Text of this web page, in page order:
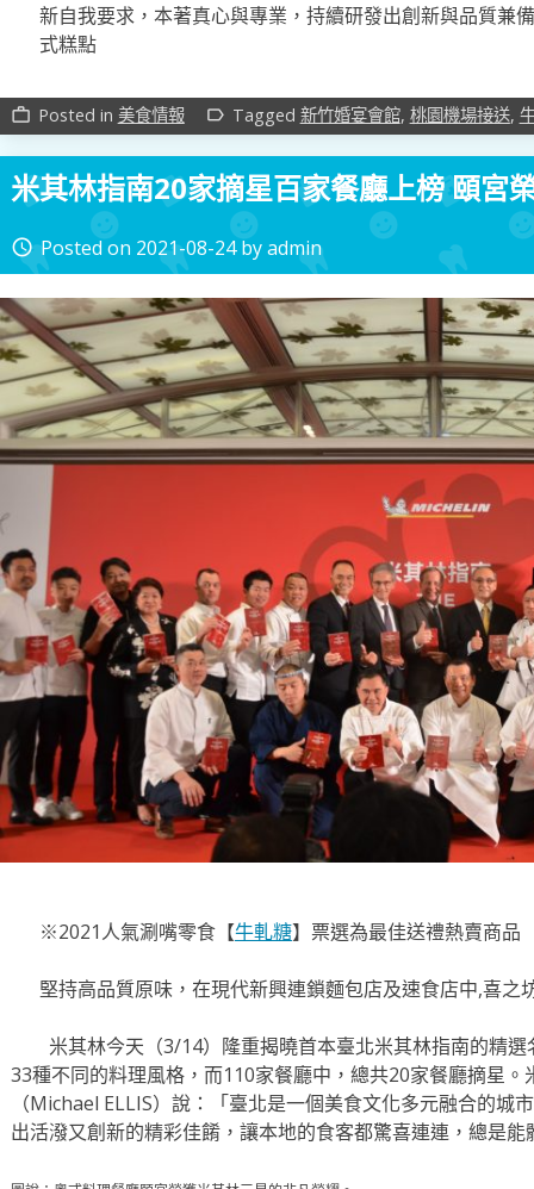
新自我要求，本著真心與專業，持續研發出創新與品質兼
式糕點
work_outline Posted in 美食情報 label_outline Tagged 新竹婚宴會館, 桃園機場接送,
米其林指南20家摘星百家餐廳上榜 頤宮
access_time Posted on 2021-08-24byadmin
※2021人氣涮嘴零食【牛軋糖】票選為最佳送禮熱賣商品
堅持高品質原味，在現代新興連鎖麵包店及速食店中,喜之
米其林今天（3/14）隆重揭曉首本臺北米其林指南的精選
33種不同的料理風格，而110家餐廳中，總共20家餐廳摘星。
（Michael ELLIS）說：「臺北是一個美食文化多元融合的城
出活潑又創新的精彩佳餚，讓本地的食客都驚喜連連，總是